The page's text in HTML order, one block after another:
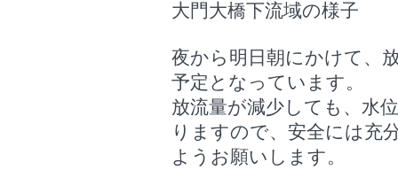
大門大橋下流域の様子
夜から明日朝にかけて、
予定となっています。
放流量が減少しても、水
りますので、安全には充
ようお願いします。